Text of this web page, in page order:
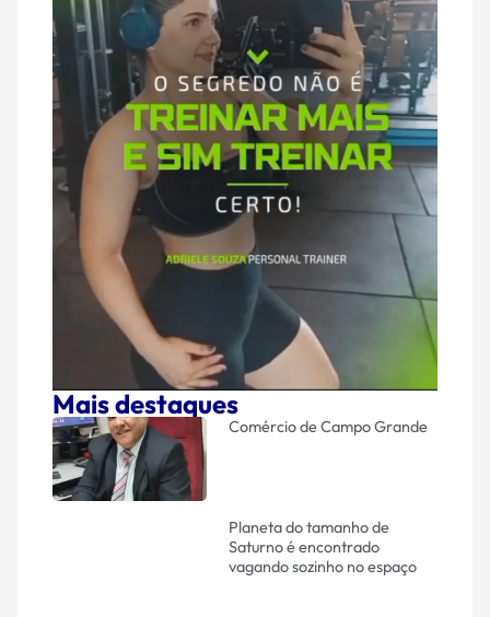
Mais destaques
Comércio de Campo Grande
Planeta do tamanho de
Saturno é encontrado
vagando sozinho no espaço